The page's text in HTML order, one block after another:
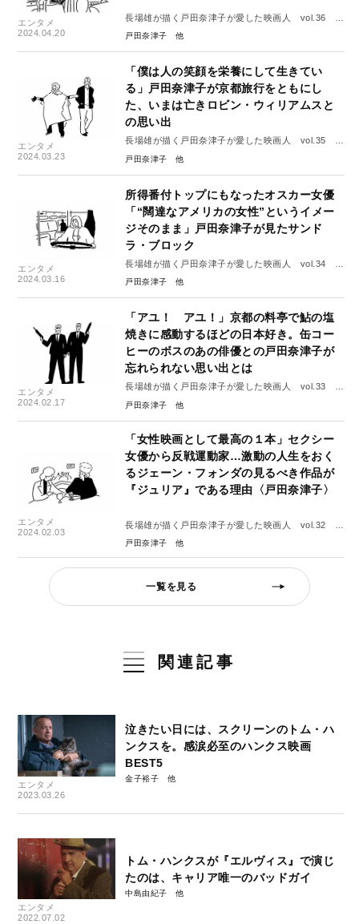
エンタメ
2024.04.20
長場雄が描く戸田奈津子が愛した映画人 vol.36 ヘ
レン・ミレン
戸田奈津子
エンタメ
2024.03.23
「僕は人の笑顔を栄養にして生きてい
る」戸田奈津子が京都旅行をともにし
た、いまは亡きロビン・ウィリアムスと
の思い出
長場雄が描く戸田奈津子が愛した映画人 vol.35 ロ
ビン・ウィリアムズ
戸田奈津子
エンタメ
2024.03.16
所得番付トップにもなったオスカー女優
「“闊達なアメリカの女性”というイメー
ジそのまま」戸田奈津子が見たサンド
ラ・ブロック
長場雄が描く戸田奈津子が愛した映画人 vol.34 サ
ンドラ・ブロック
戸田奈津子
エンタメ
2024.02.17
「アユ！ アユ！」京都の料亭で鮎の塩
焼きに感動するほどの日本好き。缶コー
ヒーのボスのあの俳優との戸田奈津子が
忘れられない思い出とは
長場雄が描く戸田奈津子が愛した映画人 vol.33 ト
ミー・リー・ジョーンズ
戸田奈津子
エンタメ
2024.02.03
「女性映画として最高の１本」セクシー
女優から反戦運動家…激動の人生をおく
るジェーン・フォンダの見るべき作品が
『ジュリア』である理由〈戸田奈津子〉
長場雄が描く戸田奈津子が愛した映画人 vol.32 ジ
ェーン・フォンダ
戸田奈津子
一覧を見る
関連記事
エンタメ
2023.03.26
泣きたい日には、スクリーンのトム・ハ
ンクスを。感涙必至のハンクス映画
BEST5
金子裕子
エンタメ
2022.07.02
トム・ハンクスが『エルヴィス』で演じ
たのは、キャリア唯一のバッドガイ
中島由紀子